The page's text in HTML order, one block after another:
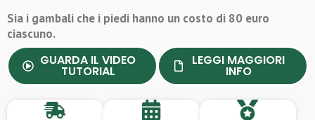
Sia i gambali che i piedi hanno un costo di 80 euro
ciascuno.
GUARDA IL VIDEO
TUTORIAL
LEGGI MAGGIORI
INFO